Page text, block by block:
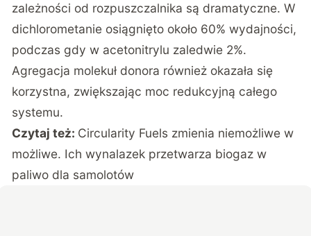
zależności od rozpuszczalnika są dramatyczne. W
dichlorometanie osiągnięto około 60% wydajności,
podczas gdy w acetonitrylu zaledwie 2%.
Agregacja molekuł donora również okazała się
korzystna, zwiększając moc redukcyjną całego
systemu.
Czytaj też: Circularity Fuels zmienia niemożliwe w
możliwe. Ich wynalazek przetwarza biogaz w
paliwo dla samolotów